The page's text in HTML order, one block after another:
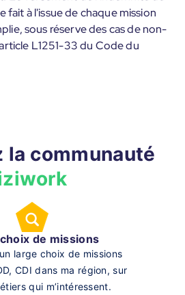
fait à l'issue de chaque mission
sous réserve des cas de non-
L1251-33 du Code du
la communauté
de missions
large choix de missions
CDI dans ma région, sur
qui m’intéressent.